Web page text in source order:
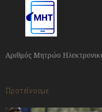
Αριθμός Μητρώο
Προτείνουμε